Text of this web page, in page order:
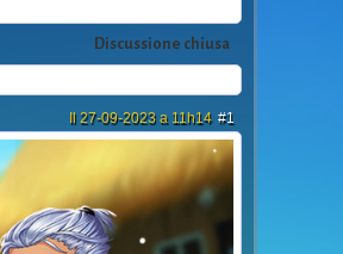
Discussione chiusa
#1
Il 27-09-2023 a 11h14